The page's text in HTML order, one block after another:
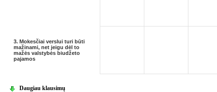
3. Mokesčiai verslui turi būti
mažinami, net jeigu dėl to
mažės valstybės biudžeto
pajamos
Daugiau klausimų